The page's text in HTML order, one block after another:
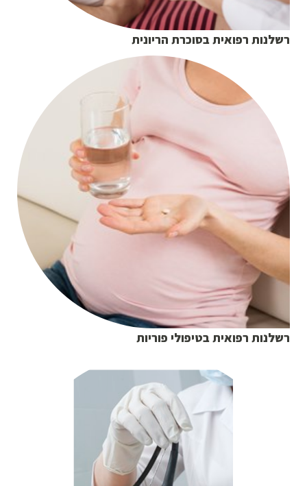
רשלנות רפואית בסוכרת הריונית
רשלנות רפואית בטיפולי פוריות